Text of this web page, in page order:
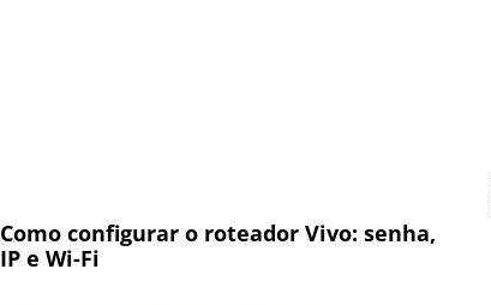
Como configurar o roteador Vivo: senha,
IP e Wi-Fi